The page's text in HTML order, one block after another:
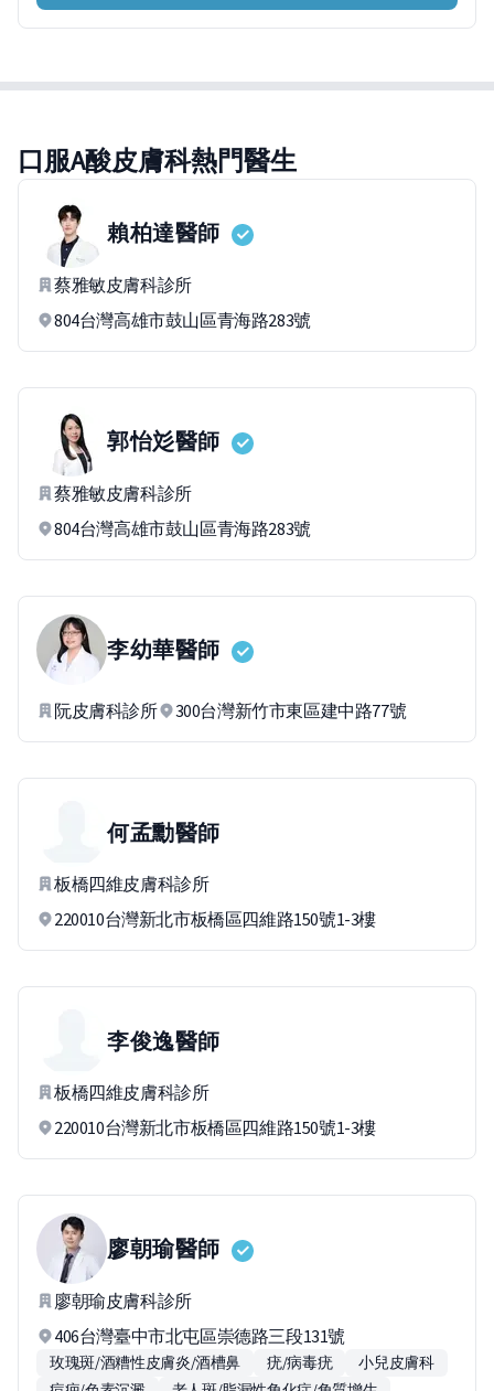
口服A酸皮膚科熱門醫生
賴柏達醫師
蔡雅敏皮膚科診所
804台灣高雄市鼓山區青海路283號
郭怡彣醫師
蔡雅敏皮膚科診所
804台灣高雄市鼓山區青海路283號
李幼華醫師
阮皮膚科診所 300台灣新竹市東區建中路77號
何孟勳醫師
板橋四維皮膚科診所
220010台灣新北市板橋區四維路150號1-3樓
李俊逸醫師
板橋四維皮膚科診所
220010台灣新北市板橋區四維路150號1-3樓
廖朝瑜醫師
廖朝瑜皮膚科診所
406台灣臺中市北屯區崇德路三段131號
玫瑰斑/酒糟性皮膚炎/酒槽鼻 疣/病毒疣
小兒皮膚科